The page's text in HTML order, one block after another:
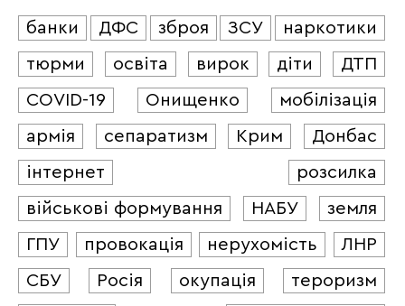
банки ДФС зброя ЗСУ
наркотики
тюрми
освіта вирок діти
ДТП
COVID-19
Онищенко
мобілізація
армія
сепаратизм Крим
Донбас
інтернет
розсилка
військові формування
НАБУ
земля
ГПУ
провокація нерухомість
ЛНР
СБУ
Росія окупація
тероризм